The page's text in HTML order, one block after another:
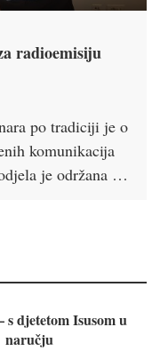
radioemisiju
po tradiciji je o
komunikacija
je održana …
s djetetom Isusom u
naručju